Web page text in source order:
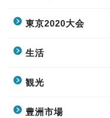
東京2020大会
生活
観光
豊洲市場